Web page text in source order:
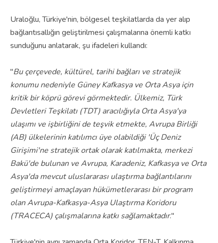
Uraloğlu, Türkiye'nin, bölgesel teşkilatlarda da yer alıp
bağlantısallığın geliştirilmesi çalışmalarına önemli katkı
sunduğunu anlatarak, şu ifadeleri kullandı:
"Bu çerçevede, kültürel, tarihi bağları ve stratejik
konumu nedeniyle Güney Kafkasya ve Orta Asya için
kritik bir köprü görevi görmektedir. Ülkemiz, Türk
Devletleri Teşkilatı (TDT) aracılığıyla Orta Asya'ya
ulaşımı ve işbirliğini de teşvik etmekte, Avrupa Birliği
(AB) ülkelerinin katılımcı üye olabildiği 'Üç Deniz
Girişimi'ne stratejik ortak olarak katılmakta, merkezi
Bakü'de bulunan ve Avrupa, Karadeniz, Kafkasya ve Orta
Asya'da mevcut uluslararası ulaştırma bağlantılarını
geliştirmeyi amaçlayan hükümetlerarası bir program
olan Avrupa-Kafkasya-Asya Ulaştırma Koridoru
(TRACECA) çalışmalarına katkı sağlamaktadır."